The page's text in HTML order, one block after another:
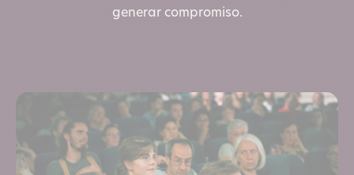
generar compromiso.